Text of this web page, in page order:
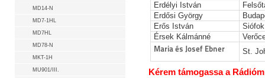
MD14-N
MD7-1HL
MD7HL
MD78-N
MKT-1H
MU901/III.
Erdélyi István
Erdősi György
Erős István
Siófok
Érsek Kálmánné
Maria és Josef Ebner St.
Kérem támogassa a